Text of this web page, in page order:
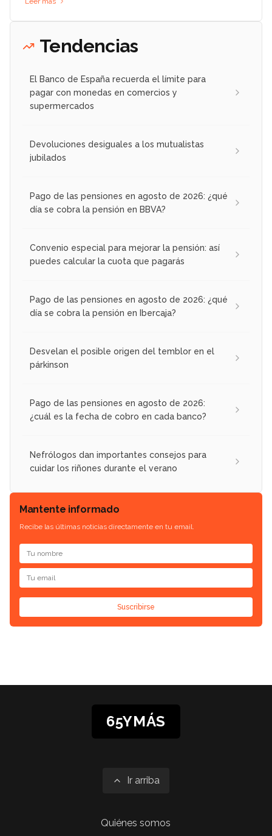
Tendencias
El Banco de España recuerda el límite para
pagar con monedas en comercios y
supermercados
Devoluciones desiguales a los mutualistas
jubilados
Pago de las pensiones en agosto de 2026: ¿qué
día se cobra la pensión en BBVA?
Convenio especial para mejorar la pensión: así
puedes calcular la cuota que pagarás
Pago de las pensiones en agosto de 2026: ¿qué
día se cobra la pensión en Ibercaja?
Desvelan el posible origen del temblor en el
párkinson
Pago de las pensiones en agosto de 2026:
¿cuál es la fecha de cobro en cada banco?
Nefrólogos dan importantes consejos para
cuidar los riñones durante el verano
Mantente informado
Recibe las últimas noticias directamente en tu email.
Suscribirse
65YMÁS
Ir arriba
Quiénes somos